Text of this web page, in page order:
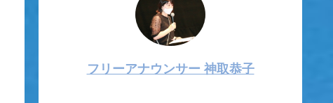
フリーアナウンサー 神取恭子